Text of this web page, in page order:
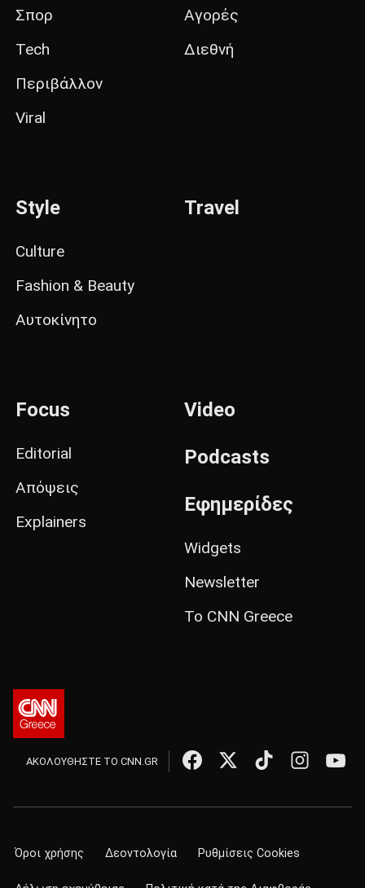
Σπορ
Tech
Περιβάλλον
Viral
Αγορές
Διεθνή
Style
Culture
Fashion & Beauty
Αυτοκίνητο
Travel
Focus
Editorial
Απόψεις
Explainers
Video
Podcasts
Εφημερίδες
Widgets
Newsletter
Το CNN Greece
ΑΚΟΛΟΥΘΗΣΤΕ ΤΟ CNN.GR
Όροι χρήσης Δεοντολογία Ρυθμίσεις Cookies